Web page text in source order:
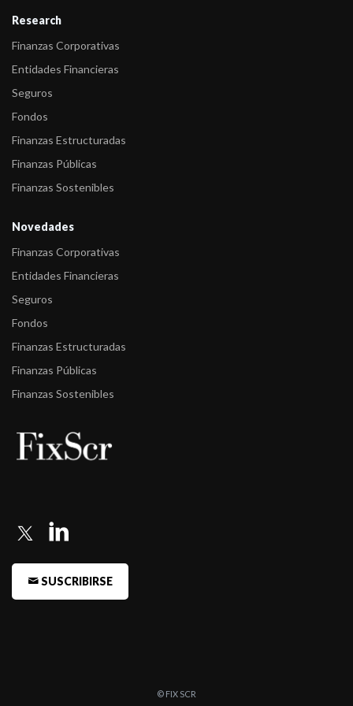
FIX (afiliada de Fitch Ratings) sube la calificación de Largo Plazo
- FIX asigna calificación a las Obligaciones Negociables a ser
-FIX asigna calificación a los Títulos de Deuda a ser emitidos por
Banco de ...
Research
Finanzas Corporativas
Entidades Financieras
Seguros
Fondos
Finanzas Estructuradas
Finanzas Públicas
Finanzas Sostenibles
Novedades
Finanzas Corporativas
Entidades Financieras
Seguros
Fondos
Finanzas Estructuradas
Finanzas Públicas
Finanzas Sostenibles
SUSCRIBIRSE
© FIX SCR